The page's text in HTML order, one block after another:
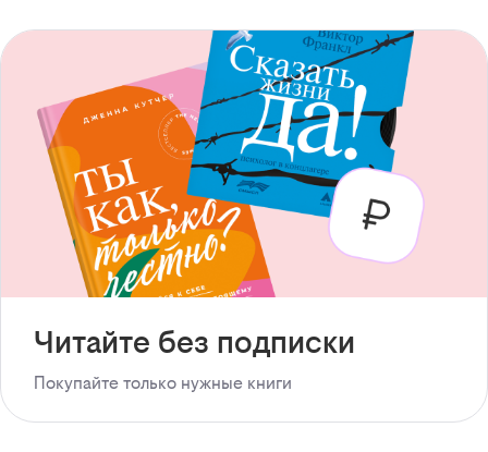
Читайте без подписки
Покупайте только нужные книги